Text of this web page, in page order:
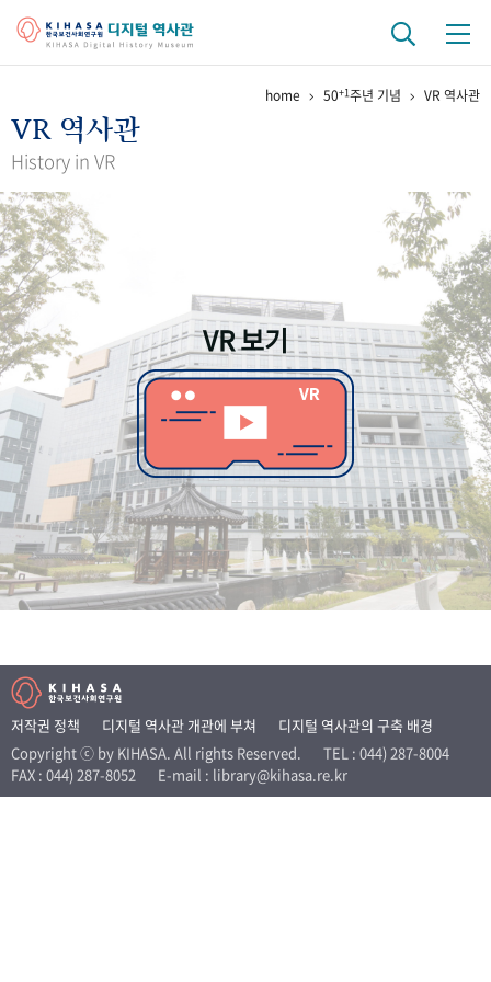
걸어온 길 기관 변천사
연구 역사
정책과 연구
간행물 변천사
기록물 아카이브
사진 아카이브 문서 기록물 행정박물 영상 기록물
50 주년 기념
성과 50선 숫자로 보는 50년 50 +1주년 광장
세계와 함께 한 KIHASA
VR 역사관
home 50+1주년 기념 VR 역사관
VR 역사관
History in VR
VR 보기
저작권 정책 디지털 역사관 개관에 부쳐
디지털 역사관의 구축 배경
Copyright ⓒ by KIHASA. All rights Reserved.
TEL : 044) 287-8004
FAX : 044) 287-8052
E-mail : library@kihasa.re.kr